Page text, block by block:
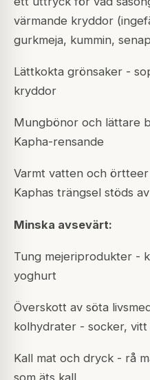
värmande kryddor
gurkmeja, kummin,
Lättkokta grönsaker -
kryddor
Mungbönor och lättare
Kapha-rensande
Varmt vatten och
Kaphas trängsel stöds
Minska avsevärt:
Tung mejeriprodukter -
yoghurt
Överskott av söta
kolhydrater - socker,
Kall mat och dryck - rå